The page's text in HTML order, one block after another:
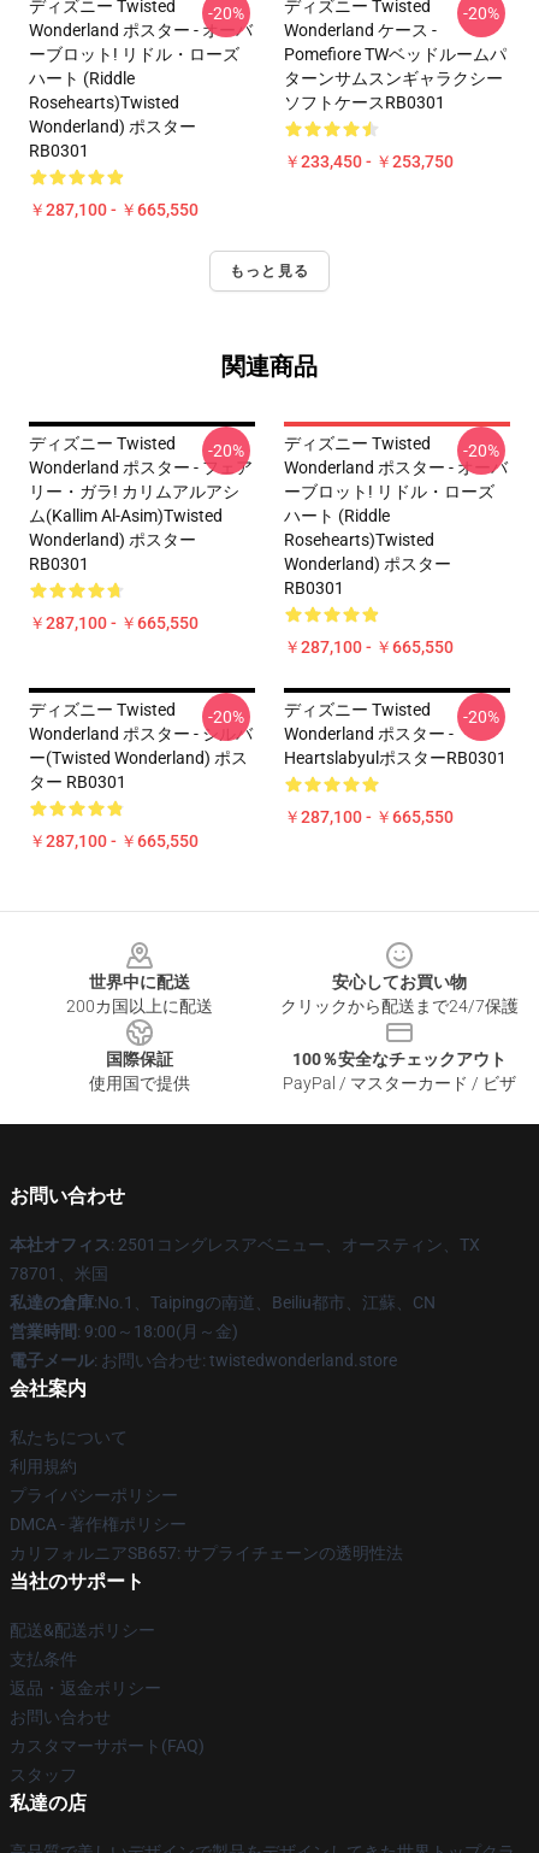
ディズニー Twisted
Wonderland ポスター - オーバ
ーブロット! リドル・ローズ
ハート (Riddle
Rosehearts)Twisted
Wonderland) ポスター
RB0301
￥287,100 - ￥665,550
-20%
ディズニー Twisted
Wonderland ケース -
Pomefiore TWベッドルームパ
ターンサムスンギャラクシー
ソフトケースRB0301
￥233,450 - ￥253,750
-20%
もっと見る
関連商品
ディズニー Twisted
Wonderland ポスター - フェア
リー・ガラ! カリムアルアシ
ム(Kallim Al-Asim)Twisted
Wonderland) ポスター
RB0301
￥287,100 - ￥665,550
-20%
ディズニー Twisted
Wonderland ポスター - オーバ
ーブロット! リドル・ローズ
ハート (Riddle
Rosehearts)Twisted
Wonderland) ポスター
RB0301
￥287,100 - ￥665,550
-20%
ディズニー Twisted
Wonderland ポスター - シルバ
ー(Twisted Wonderland) ポス
ター RB0301
￥287,100 - ￥665,550
-20%
ディズニー Twisted
Wonderland ポスター -
HeartslabyulポスターRB0301
￥287,100 - ￥665,550
-20%
世界中に配送
200カ国以上に配送
安心してお買い物
クリックから配送まで24/7保護
国際保証
使用国で提供
100％安全なチェックアウト
PayPal / マスターカード / ビザ
お問い合わせ
本社オフィス: 2501コングレスアベニュー、オースティン、TX
78701、米国
私達の倉庫:No.1、Taipingの南道、Beiliu都市、江蘇、CN
営業時間: 9:00～18:00(月～金)
電子メール: お問い合わせ: twistedwonderland.store
会社案内
私たちについて
利用規約
プライバシーポリシー
DMCA - 著作権ポリシー
カリフォルニアSB657: サプライチェーンの透明性法
当社のサポート
配送&配送ポリシー
支払条件
返品・返金ポリシー
お問い合わせ
カスタマーサポート(FAQ)
スタッフ
私達の店